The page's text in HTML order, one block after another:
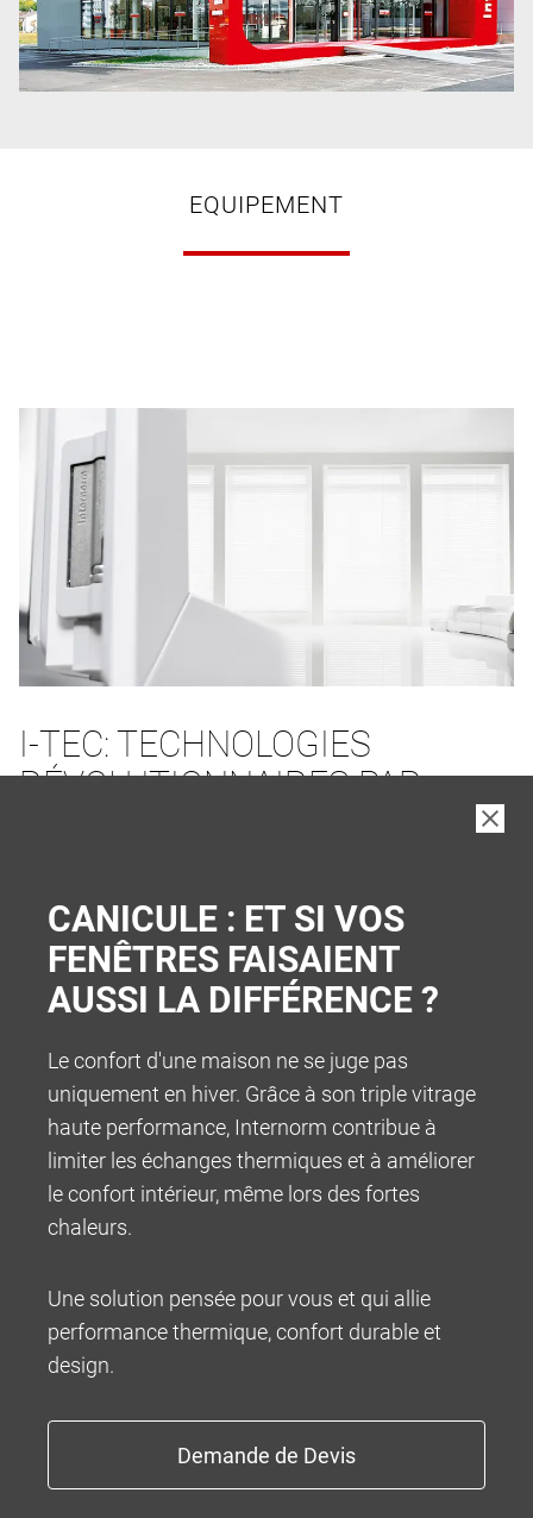
EQUIPEMENT
I-TEC: TECHNOLOGIES
RÉVOLUTIONNAIRES PAR
INFOCENTER
100% MADE IN AUSTRIA
CANICULE : ET SI VOS
FENÊTRES FAISAIENT
AUSSI LA DIFFÉRENCE ?
Le confort d'une maison ne se juge pas
uniquement en hiver. Grâce à son triple vitrage
haute performance, Internorm contribue à
limiter les échanges thermiques et à améliorer
le confort intérieur, même lors des fortes
chaleurs.
Une solution pensée pour vous et qui allie
performance thermique, confort durable et
design.